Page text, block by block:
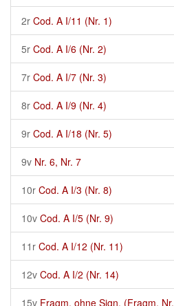
2r Cod. A I/11 (Nr. 1)
5r Cod. A I/6 (Nr. 2)
7r Cod. A I/7 (Nr. 3)
8r Cod. A I/9 (Nr. 4)
9r Cod. A I/18 (Nr. 5)
9v Nr. 6, Nr. 7
10r Cod. A I/3 (Nr. 8)
10v Cod. A I/5 (Nr. 9)
11r Cod. A I/12 (Nr. 11)
12v Cod. A I/2 (Nr. 14)
15v Fragm. ohne Sign. (Fragm. Nr.